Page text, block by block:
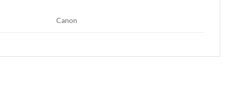
Canon